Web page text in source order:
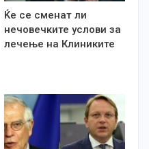
Ќе се сменат ли
нечовечките услови за
лечење на Клиниките